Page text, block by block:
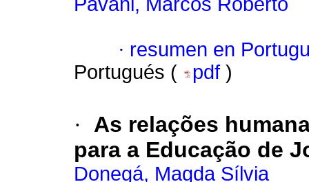
· resumen en
Portugués (
pdf )
·
As relações
para a Educação de
Donegá, Magda Sílvia